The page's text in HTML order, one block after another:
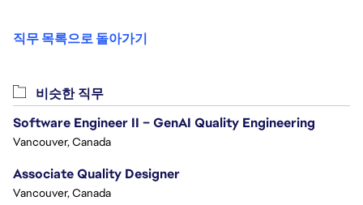
직무 목록으로 돌아가기
비슷한 직무
Software Engineer II – GenAI Quality Engineering
Vancouver, Canada
Associate Quality Designer
Vancouver, Canada